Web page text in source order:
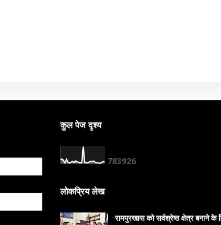
कुल पेज दृश्य
783926
लोकप्रिय लेख
रामपुरखास को सर्वश्रेष्ठ क्षेत्र बनाने के